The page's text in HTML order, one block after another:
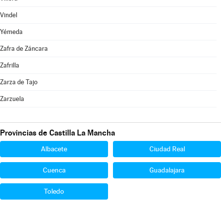
Vindel
Yémeda
Zafra de Záncara
Zafrilla
Zarza de Tajo
Zarzuela
Provincias de Castilla La Mancha
Albacete Ciudad Real
Cuenca Guadalajara
Toledo